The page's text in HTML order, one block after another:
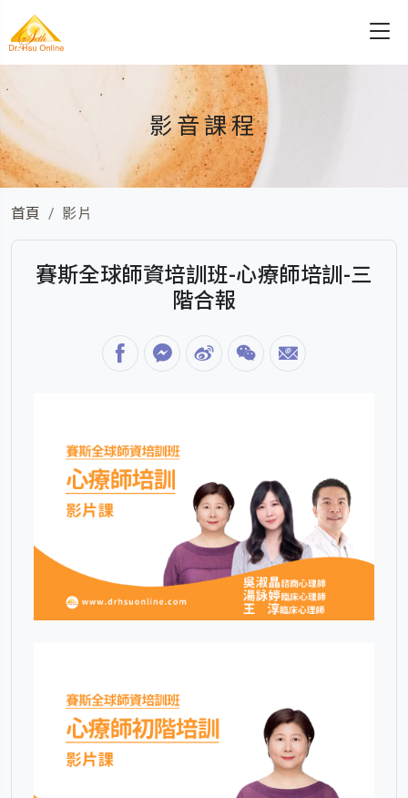
影音課程
首頁 影片
賽斯全球師資培訓班-心療師培訓-三
階合報